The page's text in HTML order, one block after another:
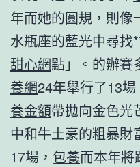
年而她的圓規，則像
水瓶座的藍光中尋找
甜心網點」。的辦賽
養網24年舉行了13
養金額帶拋向金色光
中和牛土豪的粗暴財
17場， 包養而本年將